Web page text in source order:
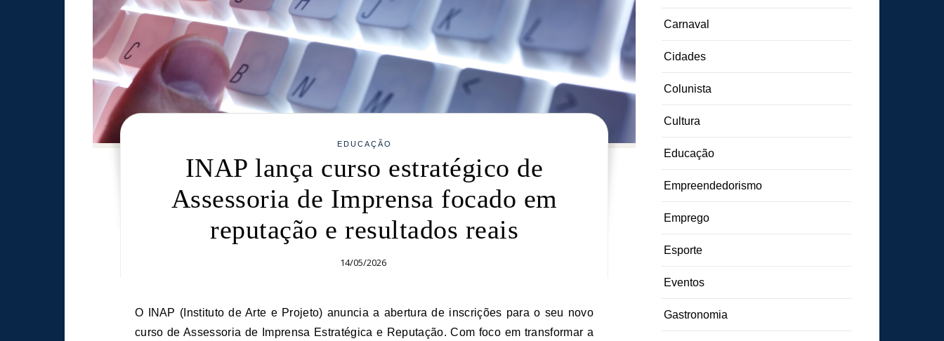
EDUCAÇÃO
INAP lança curso estratégico de
Assessoria de Imprensa focado em
reputação e resultados reais
14/05/2026
O INAP (Instituto de Arte e Projeto) anuncia a abertura de inscrições para o seu novo
curso de Assessoria de Imprensa Estratégica e Reputação. Com foco em transformar a
Carnaval
Cidades
Colunista
Cultura
Educação
Empreendedorismo
Emprego
Esporte
Eventos
Gastronomia